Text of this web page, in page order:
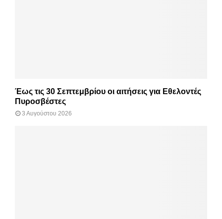
Έως τις 30 Σεπτεμβρίου οι αιτήσεις για Εθελοντές
Πυροσβέστες
3 Αυγούστου 2026